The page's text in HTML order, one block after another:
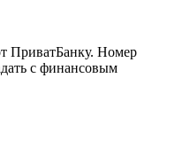
ПриватБанку. Номер
с финансовым